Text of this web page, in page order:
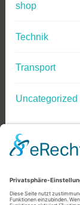
shop
Technik
Transport
Uncategorized
Impressum